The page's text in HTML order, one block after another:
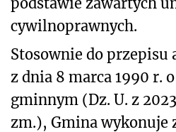
cywilnoprawnych.
Stosownie do przepisu
z dnia 8 marca 1990 r.
gminnym (Dz. U. z
zm.), Gmina wykonuje